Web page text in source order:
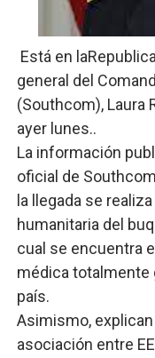
El PRM renueva
Fellito Suberví
Comedores
UNTC inicia
PRM escogerá
Está en
general del
(Southcom), Laura
ayer lunes..
La información
oficial de
la llegada se
humanitaria del
cual se encuentra
médica totalmente
país.
Asimismo,
asociación entre